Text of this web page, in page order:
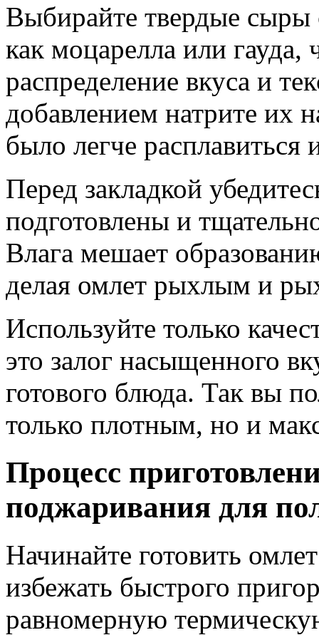
Выбирайте твердые сыры
как моцарелла или
распределение вкуса и
добавлением натрите их
было легче расплавиться
Перед закладкой
подготовлены и
Влага мешает
делая омлет рыхлым и
Используйте только
это залог насыщенного
готового блюда. Так вы
только плотным, но и
Процесс
поджаривания для
Начинайте готовить
избежать быстрого
равномерную